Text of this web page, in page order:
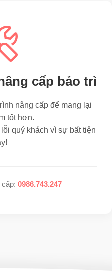
cấp bảo trì
nâng cấp để mang lại
tốt hơn.
quý khách vì sự bất tiện
0986.743.247